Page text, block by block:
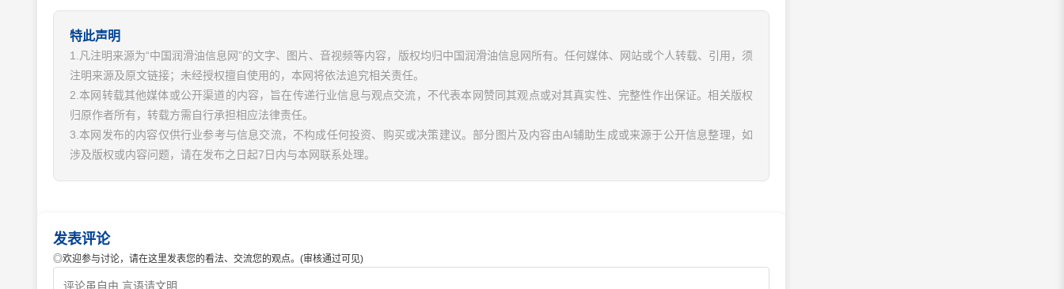
特此声明
1.凡注明来源为“中国润滑油信息网”的文字、图片、音视频等内容，版权均归中国润滑油信息网所有。任何媒体、网站或个人转载、引用，须
注明来源及原文链接；未经授权擅自使用的，本网将依法追究相关责任。
2.本网转载其他媒体或公开渠道的内容，旨在传递行业信息与观点交流，不代表本网赞同其观点或对其真实性、完整性作出保证。相关版权
归原作者所有，转载方需自行承担相应法律责任。
3.本网发布的内容仅供行业参考与信息交流，不构成任何投资、购买或决策建议。部分图片及内容由AI辅助生成或来源于公开信息整理，如
涉及版权或内容问题，请在发布之日起7日内与本网联系处理。
发表评论
◎欢迎参与讨论，请在这里发表您的看法、交流您的观点。(审核通过可见)